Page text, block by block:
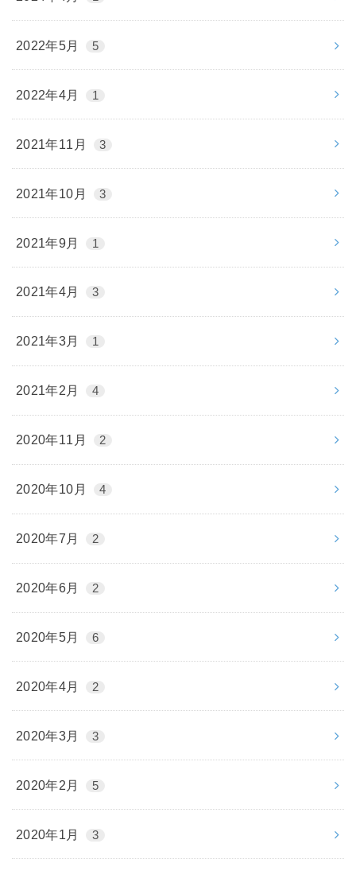
2022年5月 5
2022年4月 1
2021年11月 3
2021年10月 3
2021年9月 1
2021年4月 3
2021年3月 1
2021年2月 4
2020年11月 2
2020年10月 4
2020年7月 2
2020年6月 2
2020年5月 6
2020年4月 2
2020年3月 3
2020年2月 5
2020年1月 3